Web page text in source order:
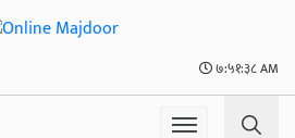
७:५१:३८ AM